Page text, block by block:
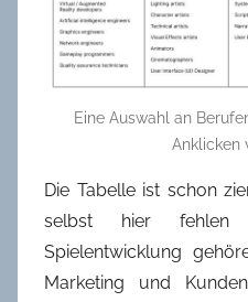
Eine Auswahl an
Anklicken
Die Tabelle ist schon
selbst hier fehlen
Spielentwicklung
Marketing und